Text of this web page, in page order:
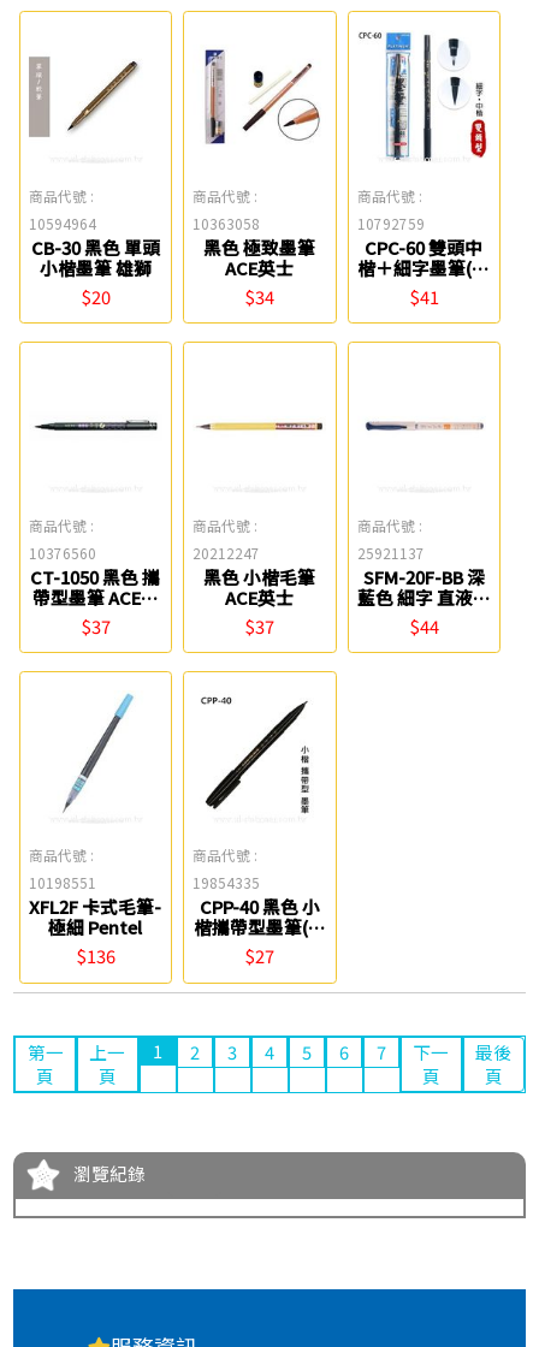
商品代號 :
10594964
CB-30 黑色 單頭
小楷墨筆 雄獅
$20
商品代號 :
10363058
黑色 極致墨筆
ACE英士
$34
商品代號 :
10792759
CPC-60 雙頭中
楷＋細字墨筆(拋
棄型) 白金
$41
商品代號 :
10376560
CT-1050 黑色 攜
帶型墨筆 ACE英
士
$37
商品代號 :
20212247
黑色 小楷毛筆
ACE英士
$37
商品代號 :
25921137
SFM-20F-BB 深
藍色 細字 直液式
自來水筆 PILOT
$44
商品代號 :
10198551
XFL2F 卡式毛筆-
極細 Pentel
$136
商品代號 :
19854335
CPP-40 黑色 小
楷攜帶型墨筆(拋
棄型) 白金
$27
第一
頁
上一
頁
1 2 3 4 5 6 7
下一
頁
最後
頁
瀏覽紀錄